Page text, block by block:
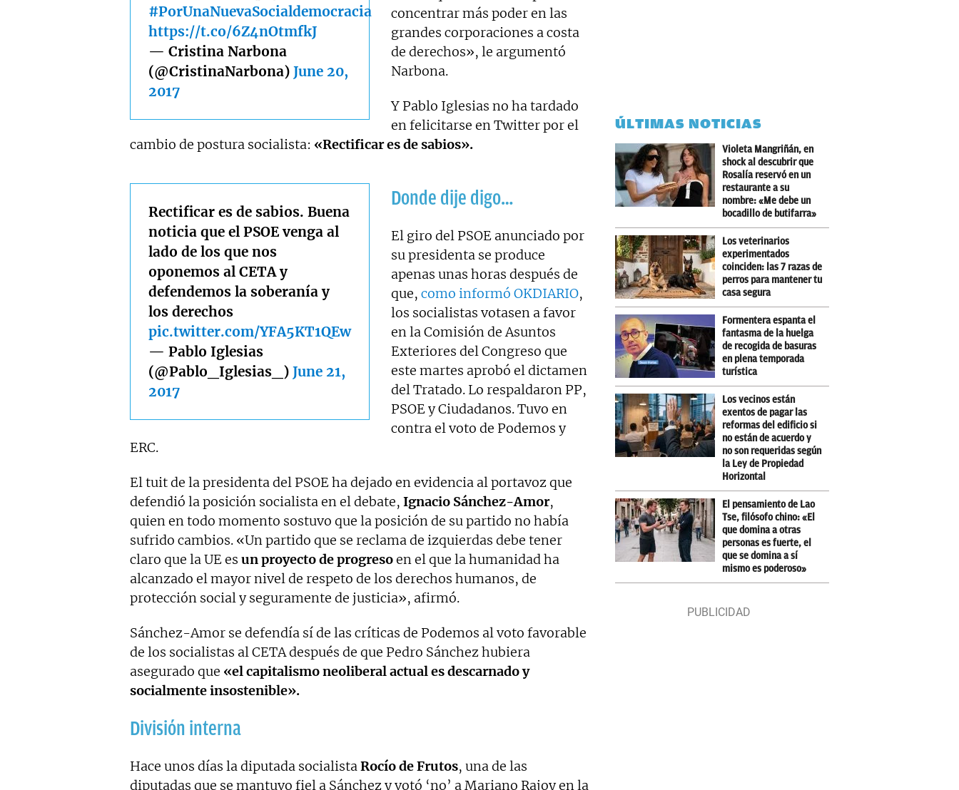
#PorUnaNuevaSocialdemocracia
https://t.co/6Z4nOtmfkJ
— Cristina Narbona
(@CristinaNarbona) June 20,
2017
concentrar más poder en las
grandes corporaciones a costa
de derechos», le argumentó
Narbona.
Y Pablo Iglesias no ha tardado
en felicitarse en Twitter por el
cambio de postura socialista: «Rectificar es de sabios».
Rectificar es de sabios. Buena
noticia que el PSOE venga al
lado de los que nos
oponemos al CETA y
defendemos la soberanía y
los derechos
pic.twitter.com/YFA5KT1QEw
— Pablo Iglesias
(@Pablo_Iglesias_) June 21,
2017
Donde dije digo…
El giro del PSOE anunciado por
su presidenta se produce
apenas unas horas después de
que,como informó OKDIARIO,
los socialistas votasen a favor
en la Comisión de Asuntos
Exteriores del Congreso que
este martes aprobó el dictamen
del Tratado. Lo respaldaron PP,
PSOE y Ciudadanos. Tuvo en
contra el voto de Podemos y
ERC.
El tuit de la presidenta del PSOE ha dejado en evidencia al portavoz que
defendió la posición socialista en el debate, Ignacio Sánchez-Amor,
quien en todo momento sostuvo que la posición de su partido no había
sufrido cambios. «Un partido que se reclama de izquierdas debe tener
claro que la UE es un proyecto de progresoen el que la humanidad ha
alcanzado el mayor nivel de respeto de los derechos humanos, de
protección social y seguramente de justicia», afirmó.
Sánchez-Amor se defendía sí de las críticas de Podemos al voto favorable
de los socialistas al CETA después de que Pedro Sánchez hubiera
asegurado que «el capitalismo neoliberal actual es descarnado y
socialmente insostenible».
División interna
Hace unos días la diputada socialistaRocío de Frutos, una de las
diputadas que se mantuvo fiel a Sánchez y votó ‘no’ a Mariano Rajoy en la
ÚLTIMAS NOTICIAS
Violeta Mangriñán, en
shock al descubrir que
Rosalía reservó en un
restaurante a su
nombre: «Me debe un
bocadillo de butifarra»
Los veterinarios
experimentados
coinciden: las 7 razas de
perros para mantener tu
casa segura
Formentera espanta el
fantasma de la huelga
de recogida de basuras
en plena temporada
turística
Los vecinos están
exentos de pagar las
reformas del edificio si
no están de acuerdo y
no son requeridas según
la Ley de Propiedad
Horizontal
El pensamiento de Lao
Tse, filósofo chino: «El
que domina a otras
personas es fuerte, el
que se domina a sí
mismo es poderoso»